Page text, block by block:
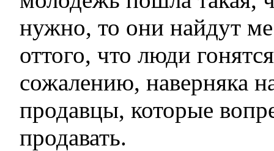
нужно, то они найдут
оттого, что люди
сожалению, наверняка
продавцы, которые
продавать.